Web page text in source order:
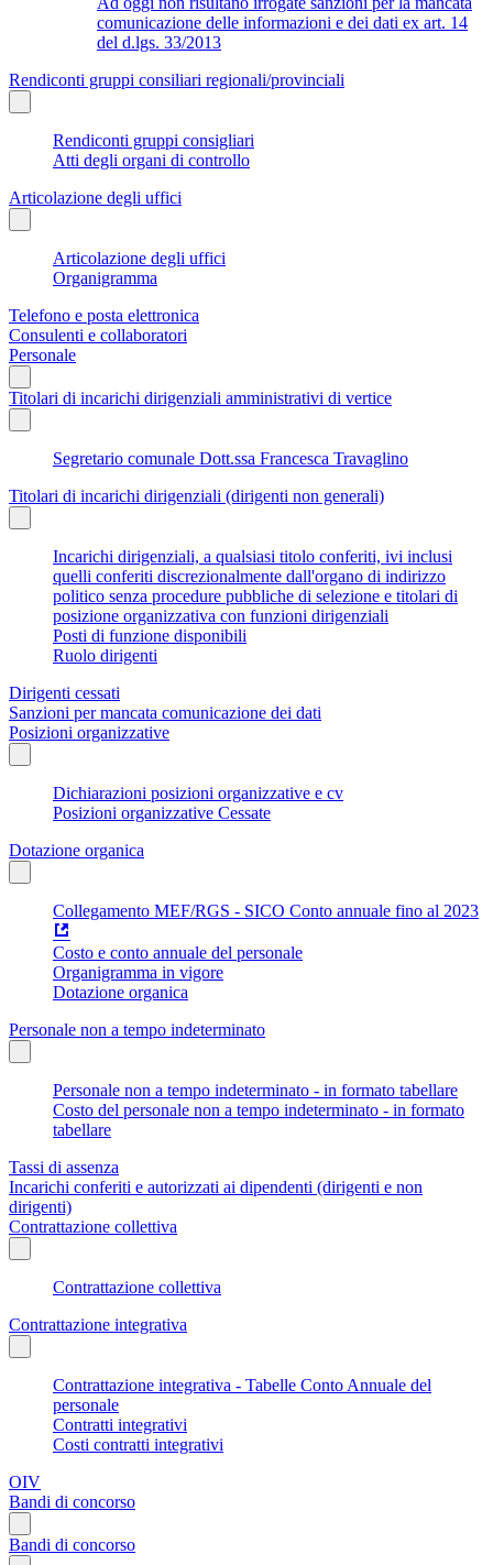
comunicazione delle informazioni e dei dati ex art. 14
del d.lgs. 33/2013
Rendiconti gruppi consiliari regionali/provinciali
Rendiconti gruppi consigliari
Atti degli organi di controllo
Articolazione degli uffici
Articolazione degli uffici
Organigramma
Telefono e posta elettronica
Consulenti e collaboratori
Personale
Titolari di incarichi dirigenziali amministrativi di vertice
Segretario comunale Dott.ssa Francesca Travaglino
Titolari di incarichi dirigenziali (dirigenti non generali)
Incarichi dirigenziali, a qualsiasi titolo conferiti, ivi inclusi
quelli conferiti discrezionalmente dall'organo di indirizzo
politico senza procedure pubbliche di selezione e titolari di
posizione organizzativa con funzioni dirigenziali
Posti di funzione disponibili
Ruolo dirigenti
Dirigenti cessati
Sanzioni per mancata comunicazione dei dati
Posizioni organizzative
Dichiarazioni posizioni organizzative e cv
Posizioni organizzative Cessate
Dotazione organica
Collegamento MEF/RGS - SICO Conto annuale fino al 2023
Costo e conto annuale del personale
Organigramma in vigore
Dotazione organica
Personale non a tempo indeterminato
Personale non a tempo indeterminato - in formato tabellare
Costo del personale non a tempo indeterminato - in formato
tabellare
Tassi di assenza
Incarichi conferiti e autorizzati ai dipendenti (dirigenti e non
dirigenti)
Contrattazione collettiva
Contrattazione collettiva
Contrattazione integrativa
Contrattazione integrativa - Tabelle Conto Annuale del
personale
Contratti integrativi
Costi contratti integrativi
OIV
Bandi di concorso
Bandi di concorso